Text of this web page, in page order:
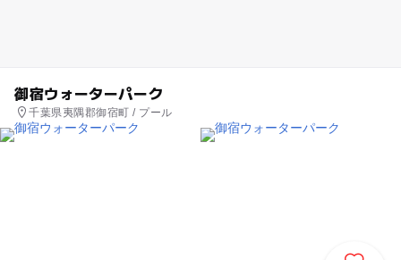
御宿ウォーターパーク
千葉県夷隅郡御宿町 / プール